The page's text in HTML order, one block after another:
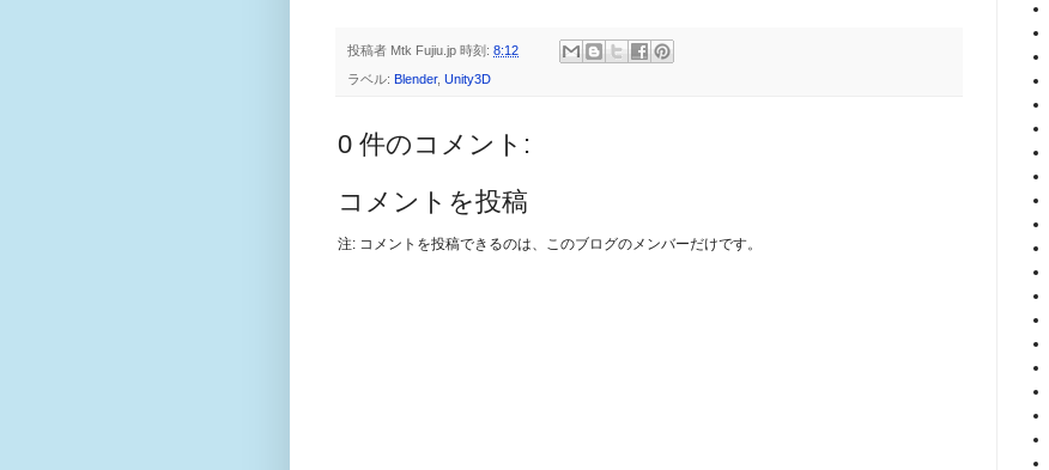
投稿者 Mtk Fujiu.jp 時刻: 8:12
ラベル: Blender, Unity3D
0 件のコメント:
コメントを投稿
注: コメントを投稿できるのは、このブログのメンバーだけです。